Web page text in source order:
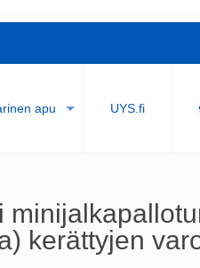
apu UYS.fi
kerättyjen